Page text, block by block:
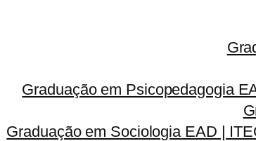
Graduação em Psicopedagogia
Graduação em Sociologia EAD |